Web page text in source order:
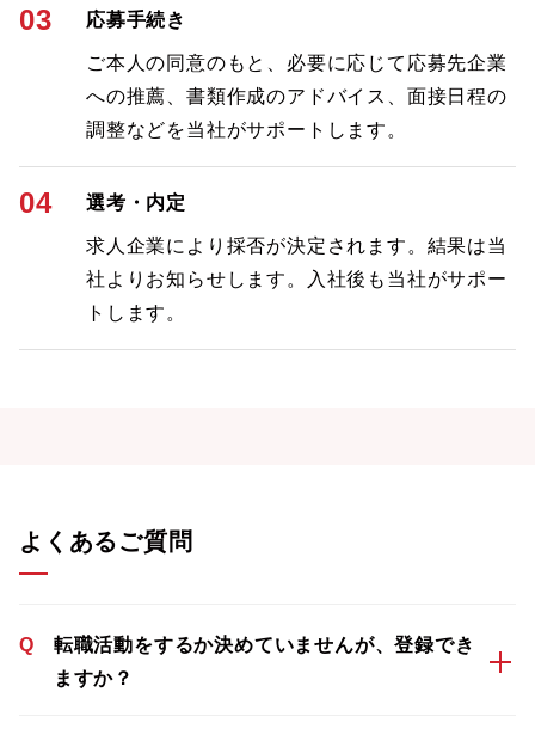
03 応募手続き
ご本人の同意のもと、必要に応じて応募先企業
への推薦、書類作成のアドバイス、面接日程の
調整などを当社がサポートします。
04 選考・内定
求人企業により採否が決定されます。結果は当
社よりお知らせします。入社後も当社がサポー
トします。
よくあるご質問
Q
転職活動をするか決めていませんが、登録でき
ますか？